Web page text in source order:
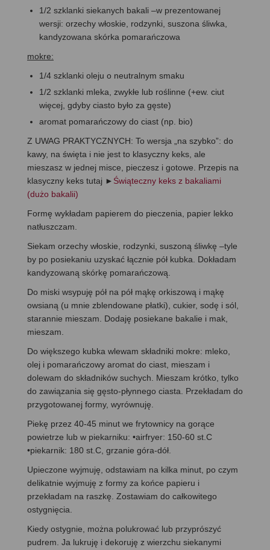
1/2 szklanki siekanych bakali –w prezentowanej
wersji: orzechy włoskie, rodzynki, suszona śliwka,
kandyzowana skórka pomarańczowa
mokre:
1/4 szklanki oleju o neutralnym smaku
1/2 szklanki mleka, zwykłe lub roślinne (+ew. ciut
więcej, gdyby ciasto było za gęste)
aromat pomarańczowy do ciast (np. bio)
Z UWAG PRAKTYCZNYCH: To wersja „na szybko”: do
kawy, na święta i nie jest to klasyczny keks, ale
mieszasz w jednej misce, pieczesz i gotowe. Przepis na
klasyczny keks tutaj ► Świąteczny keks z bakaliami
(dużo bakalii)
Formę wykładam papierem do pieczenia, papier lekko
natłuszczam.
Siekam orzechy włoskie, rodzynki, suszoną śliwkę –tyle
by po posiekaniu uzyskać łącznie pół kubka. Dokładam
kandyzowaną skórkę pomarańczową.
Do miski wsypuję pół na pół mąkę orkiszową i mąkę
owsianą (u mnie zblendowane płatki), cukier, sodę i sól,
starannie mieszam. Dodaję posiekane bakalie i mak,
mieszam.
Do większego kubka wlewam składniki mokre: mleko,
olej i pomarańczowy aromat do ciast, mieszam i
dolewam do składników suchych. Mieszam krótko, tylko
do zawiązania się gęsto-płynnego ciasta. Przekładam do
przygotowanej formy, wyrównuję.
Piekę przez 40-45 minut we frytownicy na gorące
powietrze lub w piekarniku: •airfryer: 150-60 st.C
•piekarnik: 180 st.C, grzanie góra-dół.
Upieczone wyjmuję, odstawiam na kilka minut, po czym
delikatnie wyjmuję z formy za końce papieru i
przekładam na raszkę. Zostawiam do całkowitego
ostygnięcia.
Kiedy ostygnie, można polukrować lub przyprószyć
pudrem. Ja lukruję i dekoruję z wierzchu siekanymi